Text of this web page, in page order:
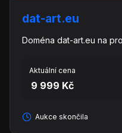
dat-art.eu
Doména dat-art.eu na
Aktuální cena
9 999 Kč
Aukce skončila